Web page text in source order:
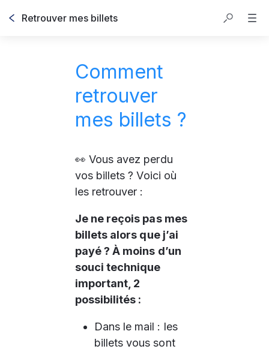
Retrouver mes billets
Comment
retrouver
mes billets ?
👀 Vous avez perdu
vos billets ? Voici où
les retrouver :
Je ne reçois pas mes
billets alors que j’ai
payé ? À moins d’un
souci technique
important, 2
possibilités :
Dans le mail : les
billets vous sont